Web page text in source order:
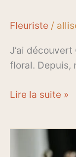
Fleuriste /
J’ai
floral. Depuis,
Lire la suite »
Evènement